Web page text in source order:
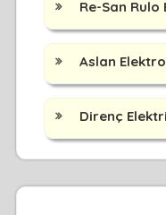
Re-San Rulo
Aslan
Direnç